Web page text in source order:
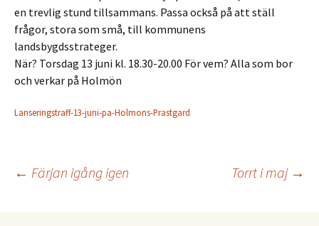
en trevlig stund tillsammans. Passa också på att ställ
frågor, stora som små, till kommunens
landsbygdsstrateger.
När? Torsdag 13 juni kl. 18.30-20.00 För vem? Alla som bor
och verkar på Holmön
Lanseringstraff-13-juni-pa-Holmons-Prastgard
Inläggsnavigering
← Färjan igång igen Torrt i maj →